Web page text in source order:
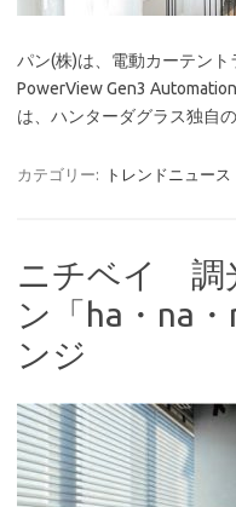
パン(株)は、電動カーテン
PowerView Gen3
は、ハンターダグラス独自
カテゴリー: トレンドニュース
ニチベイ 調
ン「ha・na
ンジ